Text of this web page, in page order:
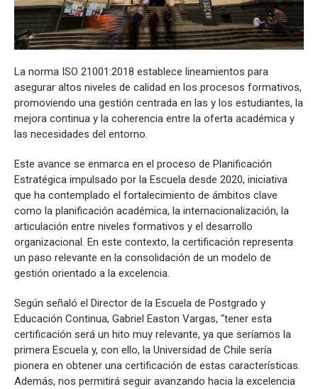
La norma ISO 21001:2018 establece lineamientos para
asegurar altos niveles de calidad en los procesos formativos,
promoviendo una gestión centrada en las y los estudiantes, la
mejora continua y la coherencia entre la oferta académica y
las necesidades del entorno.
Este avance se enmarca en el proceso de Planificación
Estratégica impulsado por la Escuela desde 2020, iniciativa
que ha contemplado el fortalecimiento de ámbitos clave
como la planificación académica, la internacionalización, la
articulación entre niveles formativos y el desarrollo
organizacional. En este contexto, la certificación representa
un paso relevante en la consolidación de un modelo de
gestión orientado a la excelencia.
Según señaló el Director de la Escuela de Postgrado y
Educación Continua, Gabriel Easton Vargas, “tener esta
certificación será un hito muy relevante, ya que seríamos la
primera Escuela y, con ello, la Universidad de Chile sería
pionera en obtener una certificación de estas características.
Además, nos permitirá seguir avanzando hacia la excelencia